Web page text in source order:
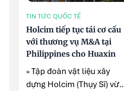
TIN TỨC QUỐC TẾ
Holcim tiếp tục tái cơ cấu
với thương vụ M&A tại
Philippines cho Huaxin
» Tập đoàn vật liệu xây
dựng Holcim (Thụy Sĩ) vừa